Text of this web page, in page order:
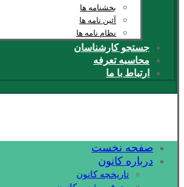
بخشنامه ها
آئین نامه ها
نظام نامه ها
جستجو کارشناسان
محاسبه تعرفه
ارتباط با ما
صفحه نخست
درباره کانون
تاریخچه کانون